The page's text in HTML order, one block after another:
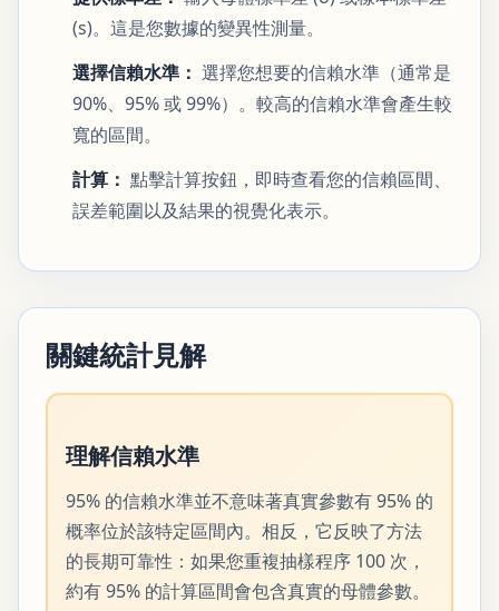
(s)。這是您數據的變異性測量。
選擇信賴水準： 選擇您想要的信賴水準（通常是
90%、95% 或 99%）。較高的信賴水準會產生較
寬的區間。
計算： 點擊計算按鈕，即時查看您的信賴區間、
誤差範圍以及結果的視覺化表示。
關鍵統計見解
理解信賴水準
95% 的信賴水準並不意味著真實參數有 95% 的
概率位於該特定區間內。相反，它反映了方法
的長期可靠性：如果您重複抽樣程序 100 次，
約有 95% 的計算區間會包含真實的母體參數。